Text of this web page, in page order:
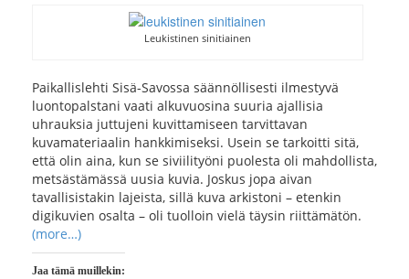
Leukistinen sinitiainen
Paikallislehti Sisä-Savossa säännöllisesti ilmestyvä
luontopalstani vaati alkuvuosina suuria ajallisia
uhrauksia juttujeni kuvittamiseen tarvittavan
kuvamateriaalin hankkimiseksi. Usein se tarkoitti sitä,
että olin aina, kun se siviilityöni puolesta oli mahdollista,
metsästämässä uusia kuvia. Joskus jopa aivan
tavallisistakin lajeista, sillä kuva arkistoni – etenkin
digikuvien osalta – oli tuolloin vielä täysin riittämätön.
(more…)
Jaa tämä muillekin: